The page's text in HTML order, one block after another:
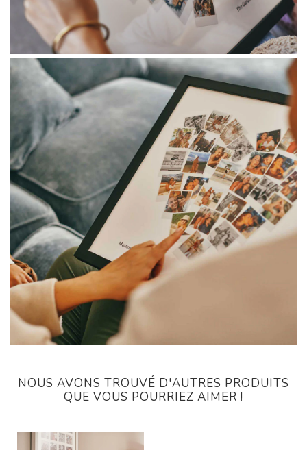
NOUS AVONS TROUVÉ D'AUTRES PRODUITS
QUE VOUS POURRIEZ AIMER !